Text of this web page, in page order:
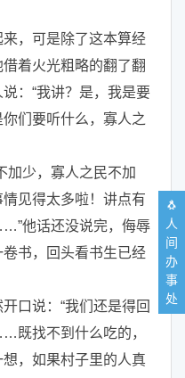
，可是除了这本算经
着火光粗略的翻了翻
：“我讲？是，我是要
们要听什么，寡人之
加少，寡人之民不加
见得太多啦！讲点有
他话还没说完，侮辱
书，回头看书生已经
口说：“我们还是得回
既找不到什么吃的，
，如果村子里的人真
🐧
人
间
办
事
处